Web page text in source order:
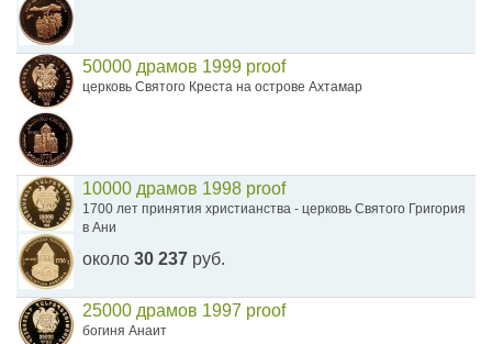
50000 драмов 1999 proof
церковь Святого Креста на острове Ахтамар
10000 драмов 1998 proof
1700 лет принятия христианства - церковь Святого Григория
в Ани
около 30 237 руб.
25000 драмов 1997 proof
богиня Анаит